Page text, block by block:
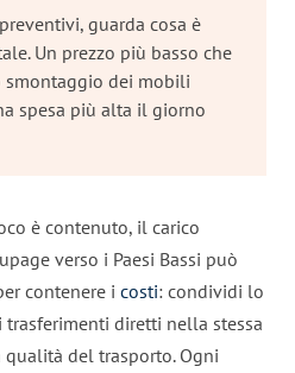
guarda cosa è
Un prezzo più basso che
dei mobili
spesa più alta il giorno
è contenuto, il carico
verso i Paesi Bassi può
contenere i costi: condividi lo
diretti nella stessa
qualità del trasporto. Ogni